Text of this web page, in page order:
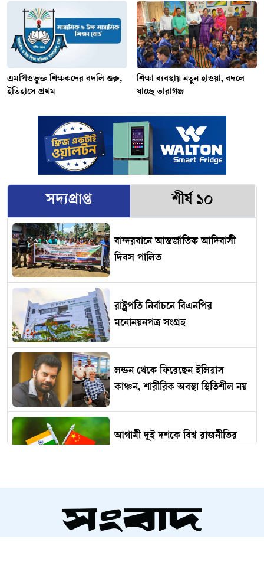
এমপিওভুক্ত শিক্ষকদের বদলি শুরু,
ইতিহাসে প্রথম
শিক্ষা ব্যবস্থায় নতুন হাওয়া, বদলে
যাচ্ছে তারাগঞ্জ
সদ্যপ্রাপ্ত শীর্ষ ১০
বান্দরবানে আন্তর্জাতিক আদিবাসী
দিবস পালিত
রাষ্ট্রপতি নির্বাচনে বিএনপির
মনোনয়নপত্র সংগ্রহ
লন্ডন থেকে ফিরেছেন ইলিয়াস
কাঞ্চন, শারীরিক অবস্থা স্থিতিশীল নয়
আগামী দুই দশকে বিশ্ব রাজনীতির
সাতছড়ি ও রামগঙ্গার পরিবেশ